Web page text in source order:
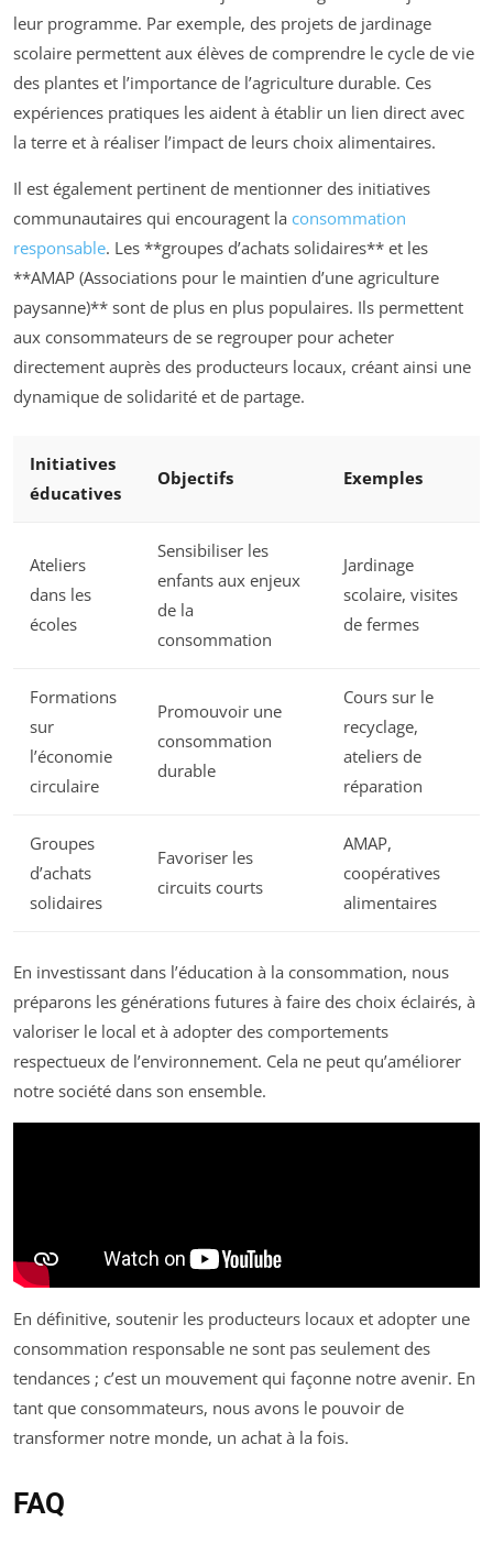
leur programme. Par exemple, des projets de jardinage
scolaire permettent aux élèves de comprendre le cycle de vie
des plantes et l’importance de l’agriculture durable. Ces
expériences pratiques les aident à établir un lien direct avec
la terre et à réaliser l’impact de leurs choix alimentaires.
Il est également pertinent de mentionner des initiatives
communautaires qui encouragent la consommation
responsable. Les **groupes d’achats solidaires** et les
**AMAP (Associations pour le maintien d’une agriculture
paysanne)** sont de plus en plus populaires. Ils permettent
aux consommateurs de se regrouper pour acheter
directement auprès des producteurs locaux, créant ainsi une
dynamique de solidarité et de partage.
Initiatives
éducatives
Objectifs Exemples
Ateliers
dans les
écoles
Sensibiliser les
enfants aux enjeux
de la
consommation
Jardinage
scolaire, visites
de fermes
Formations
sur
l’économie
circulaire
Promouvoir une
consommation
durable
Cours sur le
recyclage,
ateliers de
réparation
Groupes
d’achats
solidaires
Favoriser les
circuits courts
AMAP,
coopératives
alimentaires
En investissant dans l’éducation à la consommation, nous
préparons les générations futures à faire des choix éclairés, à
valoriser le local et à adopter des comportements
respectueux de l’environnement. Cela ne peut qu’améliorer
notre société dans son ensemble.
En définitive, soutenir les producteurs locaux et adopter une
consommation responsable ne sont pas seulement des
tendances ; c’est un mouvement qui façonne notre avenir. En
tant que consommateurs, nous avons le pouvoir de
transformer notre monde, un achat à la fois.
FAQ